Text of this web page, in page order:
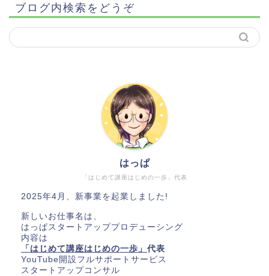
ブログ内検索をどうぞ
「はじめて講座はじめの一歩」代表
はっぱ
2025年4月、新事業を起業しました!
新しいお仕事名は、
はっぱスタートアッププロデューシング
内容は
「はじめて講座はじめの一歩」 代表
YouTube開設フルサポートサービス
スタートアップコンサル